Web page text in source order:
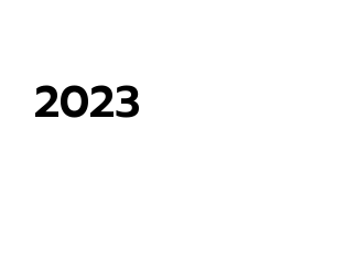
2023